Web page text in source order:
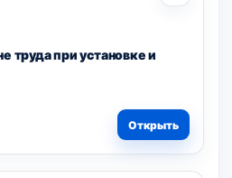
труда при установке и
Открыть